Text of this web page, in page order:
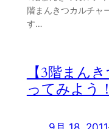
階まんきつカルチ
す…
【3階まん
ってみよう